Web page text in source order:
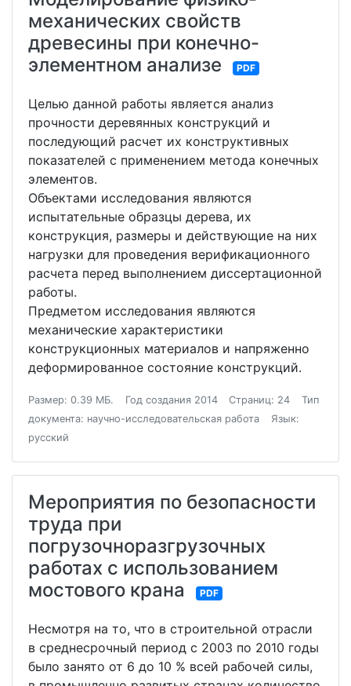
механических свойств
древесины при конечно-
элементном анализе
PDF
Целью данной работы является анализ
прочности деревянных конструкций и
последующий расчет их конструктивных
показателей с применением метода конечных
элементов.
Объектами исследования являются
испытательные образцы дерева, их
конструкция, размеры и действующие на них
нагрузки для проведения верификационного
расчета перед выполнением диссертационной
работы.
Предметом исследования являются
механические характеристики
конструкционных материалов и напряженно
деформированное состояние конструкций.
Размер: 0.39 МБ. Год создания 2014 Страниц: 24
Тип
документа: научно-исследовательская работа
Язык:
русский
Мероприятия по безопасности
труда при
погрузочноразгрузочных
работах с использованием
мостового крана
PDF
Несмотря на то, что в строительной отрасли
в среднесрочный период с 2003 по 2010 годы
было занято от 6 до 10 % всей рабочей силы,